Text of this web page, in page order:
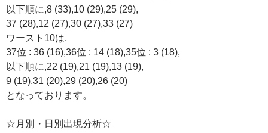
以下順に,8 (33),10 (29),25 (29),
37 (28),12 (27),30 (27),33 (27)
ワースト10は,
37位 : 36 (16),36位 : 14 (18),35位 : 3 (18),
以下順に,22 (19),21 (19),13 (19),
9 (19),31 (20),29 (20),26 (20)
となっております。
☆月別・日別出現分析☆